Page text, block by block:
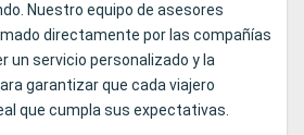
Nuestro equipo de asesores
directamente por las compañías
un servicio personalizado y la
garantizar que cada viajero
que cumpla sus expectativas.